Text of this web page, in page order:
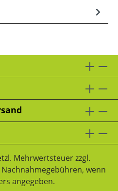
Mehrwertsteuer zzgl.
wenn
angegeben.